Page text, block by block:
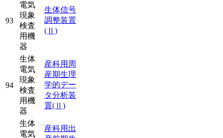
93
電気
現象
検査
用機
器
生体信号
調整装置
(Ⅱ)
94
生体
電気
現象
検査
用機
器
産科用周
産期生理
学的デー
タ分析装
置(Ⅱ)
生体
電気
産科用出